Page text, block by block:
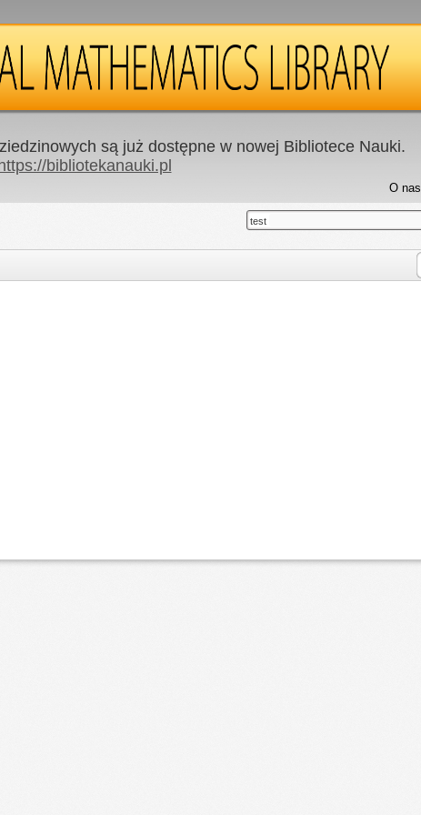
są już dostępne w nowej Bibliotece Nauki.
https://bibliotekanauki.pl
O nas
test